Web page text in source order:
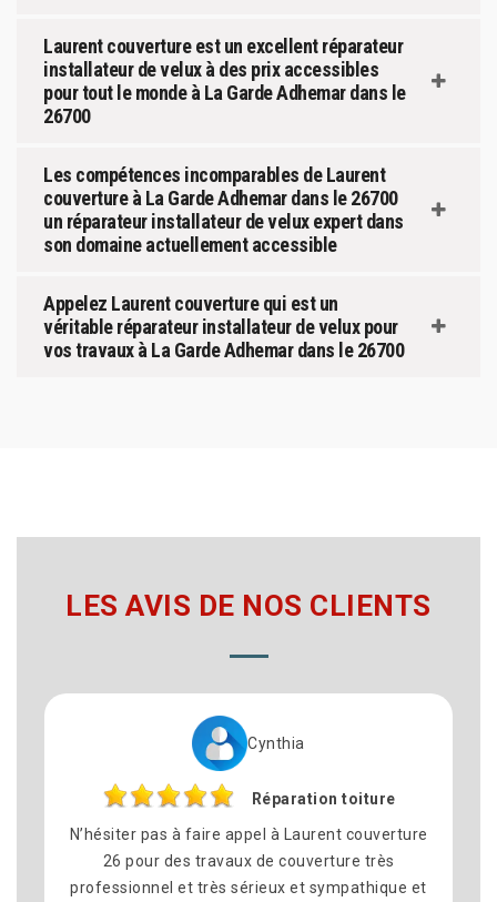
Laurent couverture est un excellent réparateur
installateur de velux à des prix accessibles
pour tout le monde à La Garde Adhemar dans le
26700
Les compétences incomparables de Laurent
couverture à La Garde Adhemar dans le 26700
un réparateur installateur de velux expert dans
son domaine actuellement accessible
Appelez Laurent couverture qui est un
véritable réparateur installateur de velux pour
vos travaux à La Garde Adhemar dans le 26700
LES AVIS DE NOS CLIENTS
Cynthia
Réparation toiture
pas à faire appel à Laurent couverture
26 pour des travaux de couverture très
et très sérieux et sympathique et
Nous
commune